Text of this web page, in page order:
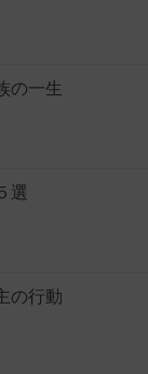
の一生
選
の行動